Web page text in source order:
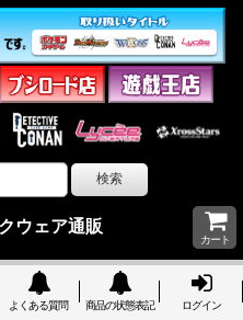
ウェア通販
カート
よくある質問 商品の状態表記 ログイン